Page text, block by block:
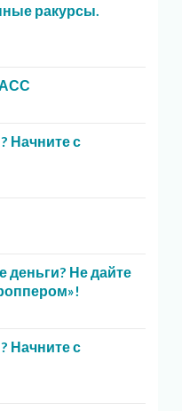
ракурсы.
Начните с
деньги? Не дайте
Начните с